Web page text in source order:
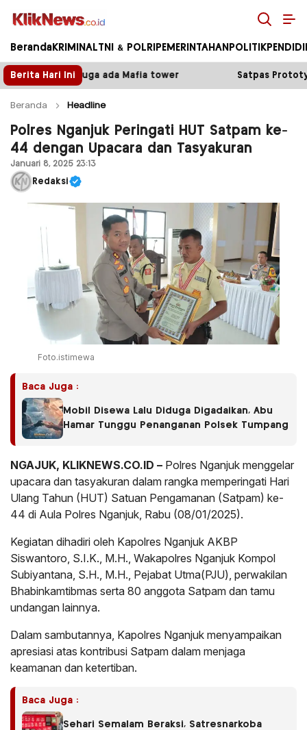
Kliknews.co.id
Beranda KRIMINAL TNI & POLRI PEMERINTAHAN POLITIK
Berita Hari Ini
tower Satpas Prototype Polres Malang
Beranda Headline
Polres Nganjuk Peringati HUT Satpam ke-
44 dengan Upacara dan Tasyakuran
Januari 8, 2025 23:13
Redaksi
Foto.istimewa
Baca Juga :
Mobil Disewa Lalu Diduga Digadaikan, Abu
Hamar Tunggu Penanganan Polsek Tumpang
NGAJUK, KLIKNEWS.CO.ID – Polres Nganjuk menggelar
upacara dan tasyakuran dalam rangka memperingati Hari
Ulang Tahun (HUT) Satuan Pengamanan (Satpam) ke-
44 di Aula Polres Nganjuk, Rabu (08/01/2025).
Kegiatan dihadiri oleh Kapolres Nganjuk AKBP
Siswantoro, S.I.K., M.H., Wakapolres Nganjuk Kompol
Subiyantana, S.H., M.H., Pejabat Utma(PJU), perwakilan
Bhabinkamtibmas serta 80 anggota Satpam dan tamu
undangan lainnya.
Dalam sambutannya, Kapolres Nganjuk menyampaikan
apresiasi atas kontribusi Satpam dalam menjaga
keamanan dan ketertiban.
Baca Juga :
Sehari Semalam Beraksi, Satresnarkoba